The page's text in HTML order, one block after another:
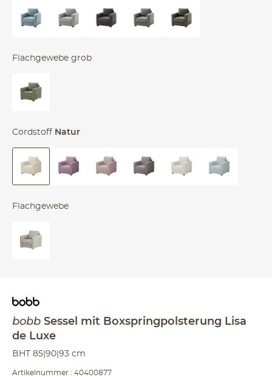
bobb Sessel mit Boxspringpolsterung Lisa
de Luxe
BHT 85|90|93 cm
Artikelnummer : 40400877
Flachgewebe grob
Cordstoff Natur
Flachgewebe